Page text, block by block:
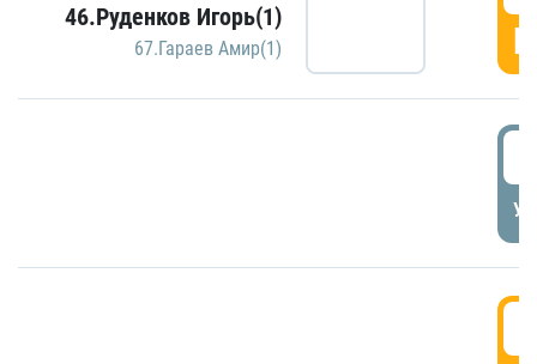
46.Руденков Игорь(1)
67.Гараев Амир(1)